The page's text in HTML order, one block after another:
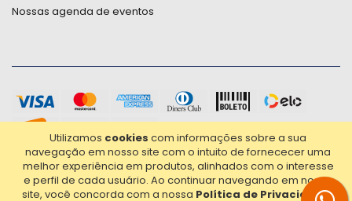
Utilizamos cookies com informações sobre a sua
navegação em nosso site com o intuito de fornececer uma
melhor experiência em produtos, alinhados com o interesse
e perfil de cada usuário. Ao continuar navegando em nosso
site, você concorda com a nossa Política de Privacidade.
Nossas agenda de eventos